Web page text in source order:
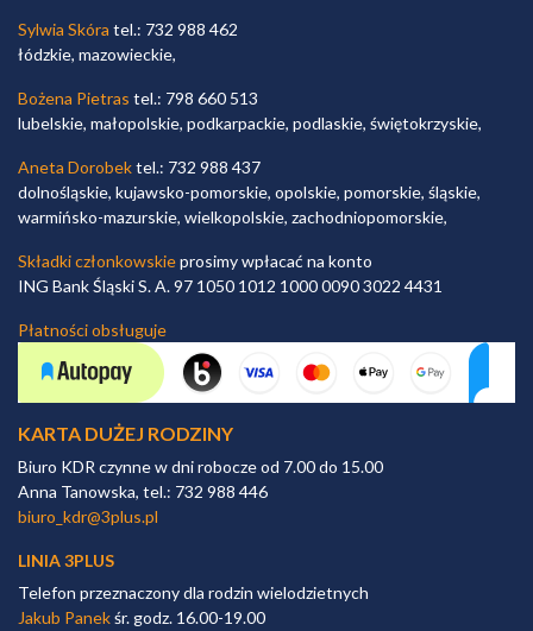
Sylwia Skóra tel.: 732 988 462
łódzkie, mazowieckie,
Bożena Pietras tel.: 798 660 513
lubelskie, małopolskie, podkarpackie, podlaskie, świętokrzyskie,
Aneta Dorobektel.: 732 988 437
dolnośląskie, kujawsko-pomorskie, opolskie, pomorskie, śląskie,
warmińsko-mazurskie, wielkopolskie, zachodniopomorskie,
Składki członkowskieprosimy wpłacać na konto
ING Bank Śląski S. A. 97 1050 1012 1000 0090 3022 4431
Płatności obsługuje
KARTA DUŻEJ RODZINY
Biuro KDR czynne w dni robocze od 7.00 do 15.00
Anna Tanowska, tel.: 732 988 446
biuro_kdr@3plus.pl
LINIA 3PLUS
Telefon przeznaczony dla rodzin wielodzietnych
Jakub Panekśr. godz. 16.00-19.00